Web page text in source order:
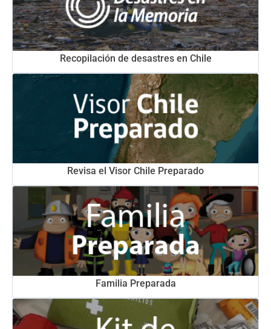
Recopilación de desastres en Chile
Revisa el Visor Chile Preparado
Familia Preparada